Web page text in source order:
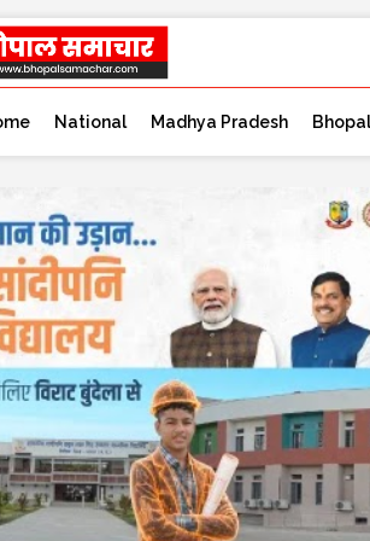
National Madhya Pradesh Bhopal